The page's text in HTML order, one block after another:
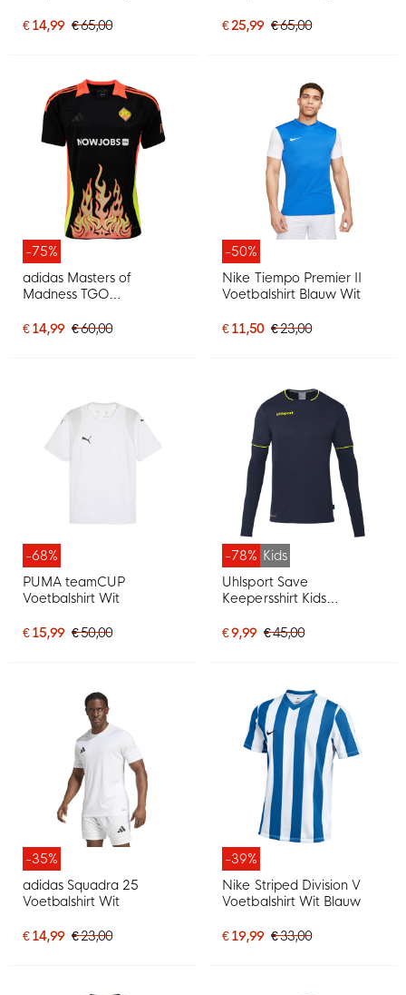
Goud Zwart
€ 14,99 € 65,00
Donkergrijs Wit
€ 25,99 € 65,00
-75%
adidas Masters of
Madness TGO
€ 14,99 € 60,00
-50%
Nike Tiempo Premier II
Voetbalshirt Blauw Wit
€ 11,50 € 23,00
-68%
PUMA teamCUP
Voetbalshirt Wit
€ 15,99 € 50,00
-78% Kids
Uhlsport Save
Keepersshirt Kids
€ 9,99 € 45,00
-35%
adidas Squadra 25
Voetbalshirt Wit
€ 14,99 € 23,00
-39%
Nike Striped Division V
Voetbalshirt Wit Blauw
€ 19,99 € 33,00